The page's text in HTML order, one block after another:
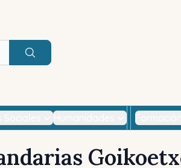
Buscar